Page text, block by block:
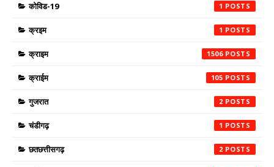
कोविड-19 1
क्रइम 1
क्राइम 1506
क्राईम 105
गुजरात 2
चंडीगढ़ 1
छतछत्तीसगढ़ 2